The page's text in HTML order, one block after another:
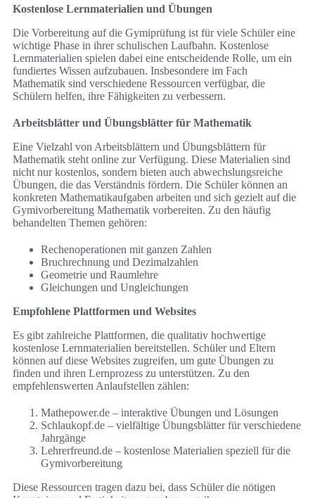
Kostenlose Lernmaterialien und Übungen
Die Vorbereitung auf die Gymiprüfung ist für viele Schüler eine
wichtige Phase in ihrer schulischen Laufbahn. Kostenlose
Lernmaterialien spielen dabei eine entscheidende Rolle, um ein
fundiertes Wissen aufzubauen. Insbesondere im Fach
Mathematik sind verschiedene Ressourcen verfügbar, die
Schülern helfen, ihre Fähigkeiten zu verbessern.
Arbeitsblätter und Übungsblätter für Mathematik
Eine Vielzahl von Arbeitsblättern und Übungsblättern für
Mathematik steht online zur Verfügung. Diese Materialien sind
nicht nur kostenlos, sondern bieten auch abwechslungsreiche
Übungen, die das Verständnis fördern. Die Schüler können an
konkreten Mathematikaufgaben arbeiten und sich gezielt auf die
Gymivorbereitung Mathematik vorbereiten. Zu den häufig
behandelten Themen gehören:
Rechenoperationen mit ganzen Zahlen
Bruchrechnung und Dezimalzahlen
Geometrie und Raumlehre
Gleichungen und Ungleichungen
Empfohlene Plattformen und Websites
Es gibt zahlreiche Plattformen, die qualitativ hochwertige
kostenlose Lernmaterialien bereitstellen. Schüler und Eltern
können auf diese Websites zugreifen, um gute Übungen zu
finden und ihren Lernprozess zu unterstützen. Zu den
empfehlenswerten Anlaufstellen zählen:
Mathepower.de – interaktive Übungen und Lösungen
Schlaukopf.de – vielfältige Übungsblätter für verschiedene
Jahrgänge
Lehrerfreund.de – kostenlose Materialien speziell für die
Gymivorbereitung
Diese Ressourcen tragen dazu bei, dass Schüler die nötigen